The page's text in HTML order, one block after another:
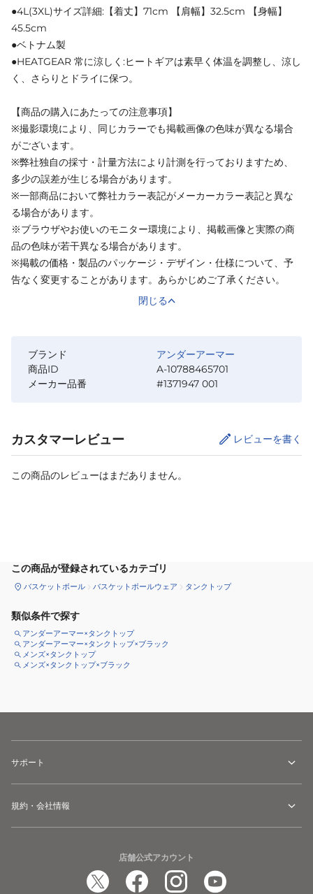
●4L(3XL)サイズ詳細:【着丈】71cm 【肩幅】32.5cm 【身幅】
45.5cm
●ベトナム製
●HEATGEAR 常に涼しく:ヒートギアは素早く体温を調整し、涼し
く、さらりとドライに保つ。
【商品の購入にあたっての注意事項】
※撮影環境により、同じカラーでも掲載画像の色味が異なる場合
がございます。
※弊社独自の採寸・計量方法により計測を行っておりますため、
多少の誤差が生じる場合があります。
※一部商品において弊社カラー表記がメーカーカラー表記と異な
る場合があります。
※ブラウザやお使いのモニター環境により、掲載画像と実際の商
品の色味が若干異なる場合があります。
※掲載の価格・製品のパッケージ・デザイン・仕様について、予
告なく変更することがあります。あらかじめご了承ください。
閉じる
ブランド
アンダーアーマー
商品ID
A-10788465701
メーカー品番
#1371947 001
カスタマーレビュー レビューを書く
この商品のレビューはまだありません。
この商品が登録されているカテゴリ
バスケットボール バスケットボールウェア タンクトップ
類似条件で探す
アンダーアーマー×タンクトップ
アンダーアーマー×タンクトップ×ブラック
メンズ×タンクトップ
メンズ×タンクトップ×ブラック
サポート
規約・会社情報
店舗公式アカウント